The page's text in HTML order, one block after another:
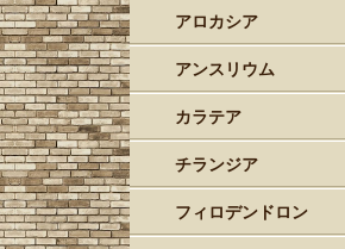
アロカシア
アンスリウム
カラテア
チランジア
フィロデンドロン